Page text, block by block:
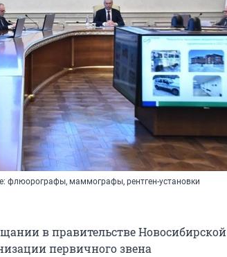
флюорографы, маммографы, рентген-установки
в правительстве Новосибирской
первичного звена